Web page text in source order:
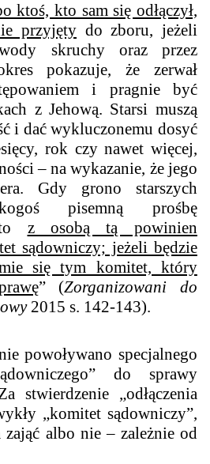
ktoś, kto sam się odłączył,
przyjęty do zboru, jeżeli
skruchy oraz przez
pokazuje, że zerwał
i pragnie być
z Jehową. Starsi muszą
i dać wykluczonemu dosyć
rok czy nawet więcej,
– na wykazanie, że jego
Gdy grono starszych
pisemną prośbę
z osobą tą powinien
sądowniczy; jeżeli będzie
się tym komitet, który
” (Zorganizowani do
2015 s. 142-143).
specjalnego
do sprawy
stwierdzenie „odłączenia
„komitet sądowniczy”,
albo nie – zależnie od